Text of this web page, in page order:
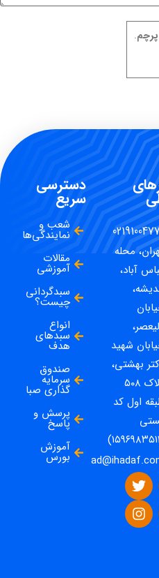
پرچم.
محله
آباد،
شهید
بهشتی،
پلاک ۵۰۸
اول کد
دسترسی
سریع
شعب و
نمایندگی‌ها
مقالات
آموزشی
سبدگردانی
چیست؟
انواع
سبدهای
هدف
صندوق
سرمایه
گذاری صبا
پرسش و
پاسخ
آموزش
بورس